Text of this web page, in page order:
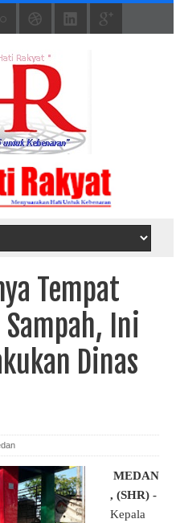
Tempat
Ini
Dinas
MEDAN
, (SHR) -
Kepala